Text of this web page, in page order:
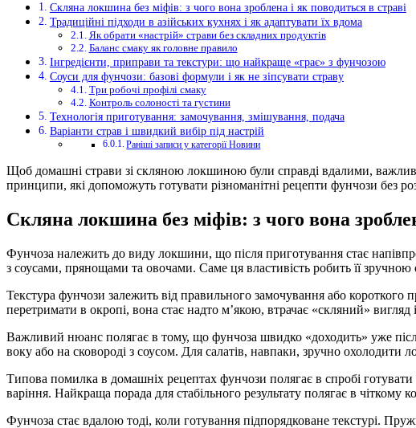
Скляна локшина без міфів: з чого вона зроблена і як поводиться в страві
Традиційні підходи в азійських кухнях і як адаптувати їх вдома
Як обрати «настрій» страви без складних продуктів
Баланс смаку як головне правило
Інгредієнти, приправи та текстури: що найкраще «грає» з фунчозою
Соуси для фунчози: базові формули і як не зіпсувати страву
Три робочі профілі смаку
Контроль солоності та густини
Технологія приготування: замочування, змішування, подача
Варіанти страв і швидкий вибір під настрій
Раніші записи у категорії Новини
Щоб домашні страви зі скляною локшиною були справді вдалими, важливо
принципи, які допоможуть готувати різноманітні рецепти фунчози без
Скляна локшина без міфів: з чого вона
Фунчоза належить до виду локшини, що після приготування стає
з соусами, прянощами та овочами. Саме ця властивість робить її зручною
Текстура фунчози залежить від правильного замочування або
перетримати в окропі, вона стає надто м’якою, втрачає «скляний»
Важливий нюанс полягає в тому, що фунчоза швидко «доходить» уже
воку або на сковороді з соусом. Для салатів, навпаки, зручно охолодити
Типова помилка в домашніх рецептах фунчози полягає в спробі
варіння. Найкраща порада для стабільного результату полягає в
Фунчоза стає вдалою тоді, коли готування підпорядковане текстурі.